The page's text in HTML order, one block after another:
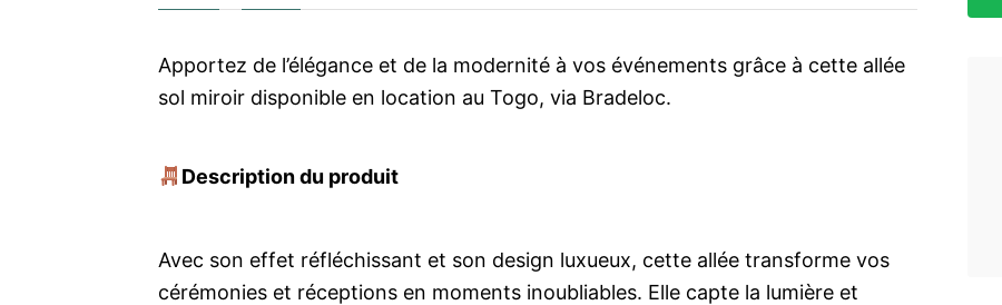
Apportez de l’élégance et de la modernité à vos événements grâce à cette allée
sol miroir disponible en location au Togo, via Bradeloc.
Description du produit
Avec son effet réfléchissant et son design luxueux, cette allée transforme vos
cérémonies et réceptions en moments inoubliables. Elle capte la lumière et